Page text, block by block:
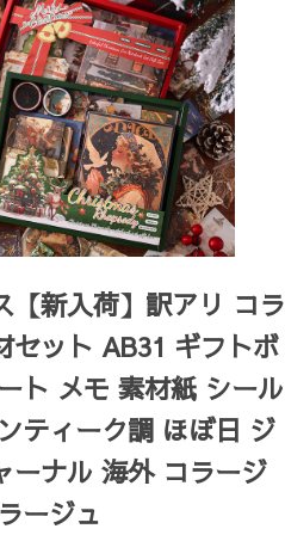
【新入荷】訳アリ コラ
セット AB31 ギフトボ
ト メモ 素材紙 シール
ティーク調 ほぼ日 ジ
ーナル 海外 コラージ
ージュ